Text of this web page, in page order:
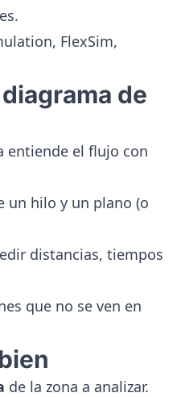
FlexSim,
de
entiende el flujo con
un hilo y un plano (o
distancias, tiempos
que no se ven en
de la zona a analizar.